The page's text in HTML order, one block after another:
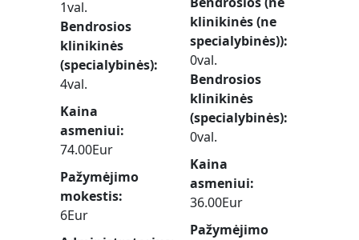
1val.
Bendrosios
klinikinės
(specialybinės)
4val.
Kaina
asmeniui
74.00Eur
Pažymėjimo
mokestis
6Eur
klinikinės (ne
specialybinės))
0val.
Bendrosios
klinikinės
(specialybinės)
0val.
Kaina
asmeniui
36.00Eur
Pažymėjimo